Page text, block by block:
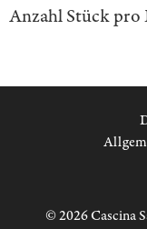
Anzahl Stück pro
© 2026 Cascina